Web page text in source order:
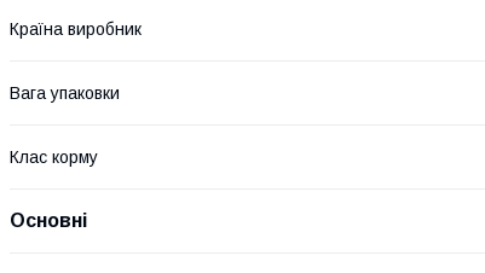
Країна виробник
Вага упаковки
Клас корму
Основні